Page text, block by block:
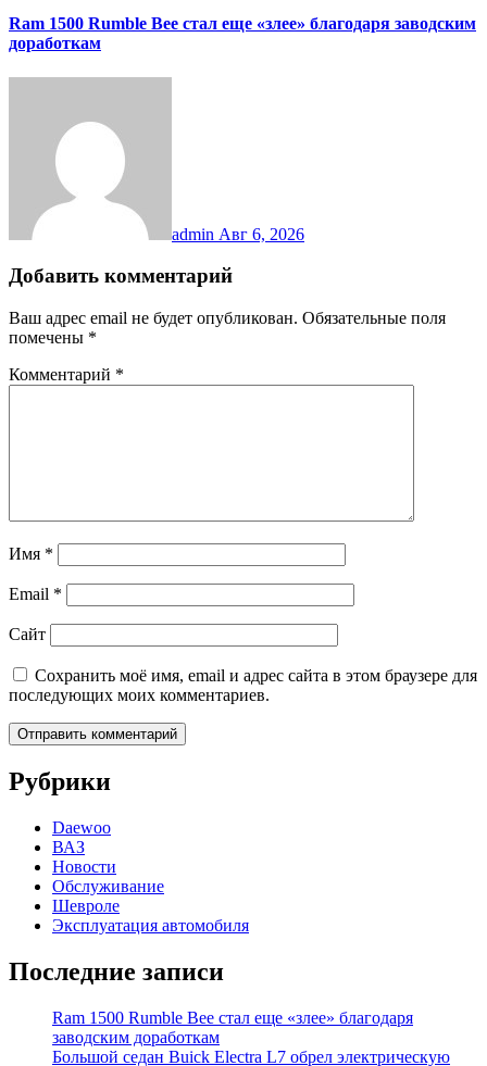
Ram 1500 Rumble Bee стал еще «злее» благодаря заводским
доработкам
admin Авг 6, 2026
Добавить комментарий
Ваш адрес email не будет опубликован. Обязательные поля
помечены *
Комментарий *
Имя *
Email *
Сайт
Сохранить моё имя, email и адрес сайта в этом браузере для
последующих моих комментариев.
Рубрики
Daewoo
ВАЗ
Новости
Обслуживание
Шевроле
Эксплуатация автомобиля
Последние записи
Ram 1500 Rumble Bee стал еще «злее» благодаря
заводским доработкам
Большой седан Buick Electra L7 обрел электрическую